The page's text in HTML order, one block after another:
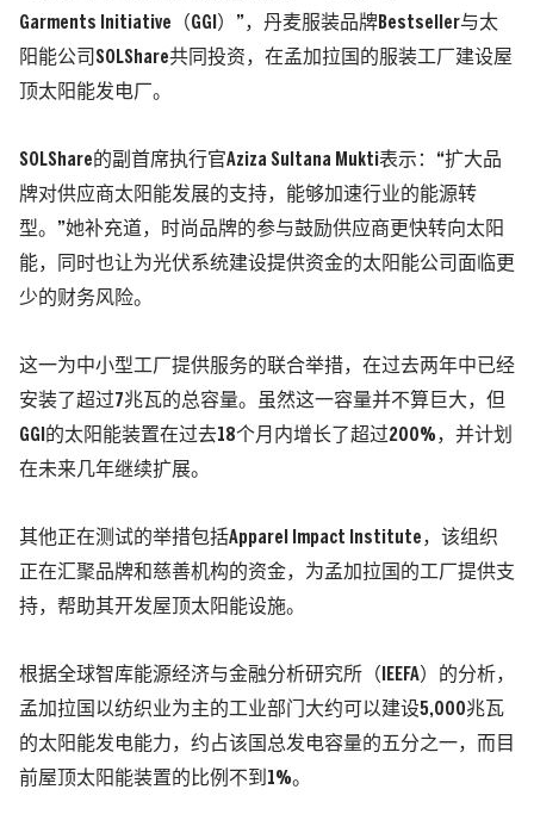
Garments Initiative（GGI）”，丹麦服装品牌Bestseller与太
阳能公司SOLShare共同投资，在孟加拉国的服装工厂建设屋
顶太阳能发电厂。
SOLShare的副首席执行官Aziza Sultana Mukti表示：“扩大品
牌对供应商太阳能发展的支持，能够加速行业的能源转
型。”她补充道，时尚品牌的参与鼓励供应商更快转向太阳
能，同时也让为光伏系统建设提供资金的太阳能公司面临更
少的财务风险。
这一为中小型工厂提供服务的联合举措，在过去两年中已经
安装了超过7兆瓦的总容量。虽然这一容量并不算巨大，但
GGI的太阳能装置在过去18个月内增长了超过200%，并计划
在未来几年继续扩展。
其他正在测试的举措包括Apparel Impact Institute，该组织
正在汇聚品牌和慈善机构的资金，为孟加拉国的工厂提供支
持，帮助其开发屋顶太阳能设施。
根据全球智库能源经济与金融分析研究所（IEEFA）的分析，
孟加拉国以纺织业为主的工业部门大约可以建设5,000兆瓦
的太阳能发电能力，约占该国总发电容量的五分之一，而目
前屋顶太阳能装置的比例不到1%。